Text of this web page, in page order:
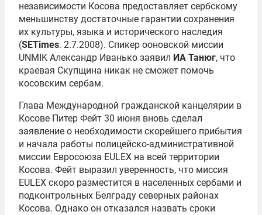
независимости Косова предоставляет сербскому
меньшинству достаточные гарантии сохранения
их культуры, языка и исторического наследия
(SETimes. 2.7.2008). Спикер ооновской миссии
UNMIK Александр Иванько заявил ИА Танюг, что
краевая Скупщина никак не сможет помочь
косовским сербам.
Глава Международной гражданской канцелярии в
Косове Питер Фейт 30 июня вновь сделал
заявление о необходимости скорейшего прибытия
и начала работы полицейско-административной
миссии Евросоюза EULEX на всей территории
Косова. Фейт выразил уверенность, что миссия
EULEX скоро разместится в населенных сербами и
подконтрольных Белграду северных районах
Косова. Однако он отказался назвать сроки